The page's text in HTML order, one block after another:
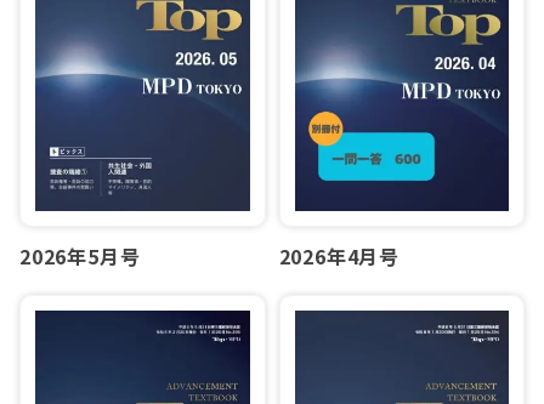
2026年5月号 2026年4月号